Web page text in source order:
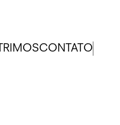
TRIMOSCONTATO